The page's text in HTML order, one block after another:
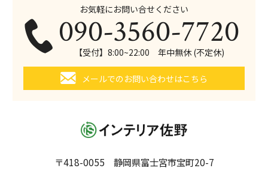
お気軽にお問い合せください
090-3560-7720
【受付】8:00~22:00 年中無休 (不定休)
メールでのお問い合わせはこちら
〒418-0055 静岡県富士宮市宝町20-7